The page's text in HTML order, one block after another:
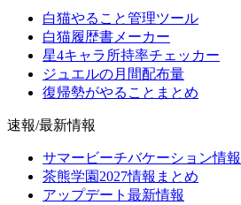
白猫やること管理ツール
白猫履歴書メーカー
星4キャラ所持率チェッカー
ジュエルの月間配布量
復帰勢がやることまとめ
速報/最新情報
サマービーチバケーション情
茶熊学園2027情報まとめ
アップデート最新情報